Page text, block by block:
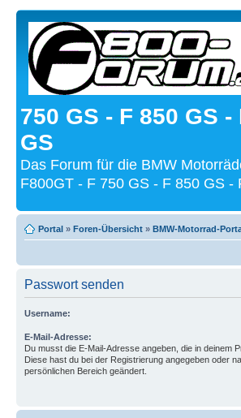
750 GS - F 850 GS
GS
Das Forum für die BMW
F800GT - F 750 GS - F 850 GS
Portal » Foren-Übersicht » BMW-Motorrad-
Passwort senden
Username:
E-Mail-Adresse:
Du musst die E-Mail-Adresse angeben, die in deinem
Diese hast du bei der Registrierung angegeben oder
persönlichen Bereich geändert.